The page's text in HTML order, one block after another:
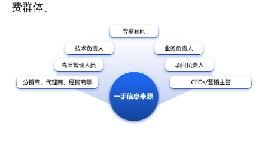
费群体。